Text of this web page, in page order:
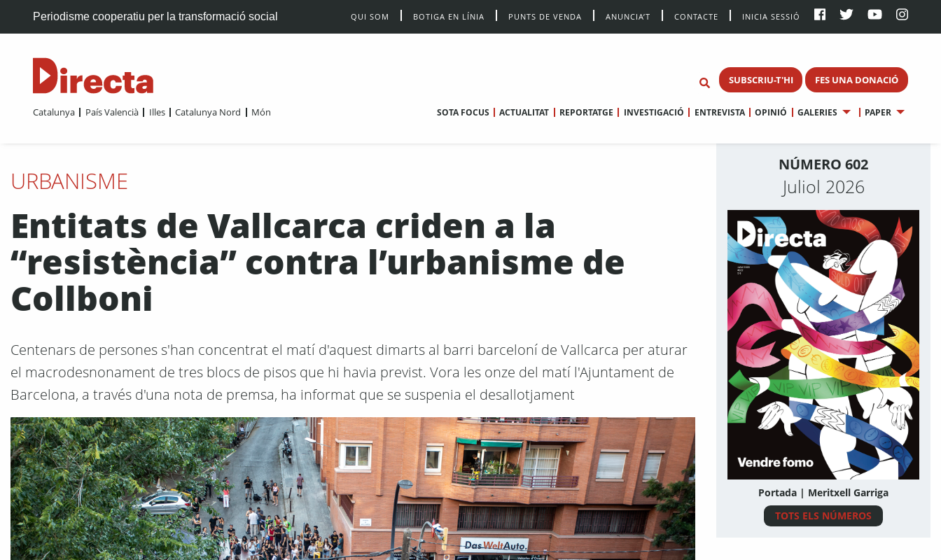
Periodisme cooperatiu per la transformació social QUI SOM BOTIGA EN LÍNIA PUNTS DE VENDA ANUNCIA’T CONTACTE INICIA SESSIÓ
SUBSCRIU-T'HI FES UNA DONACIÓ
Catalunya País Valencià Illes Catalunya Nord Món SOTA FOCUS ACTUALITAT REPORTATGE INVESTIGACIÓ ENTREVISTA OPINIÓ GALERIES PAPER
URBANISME
Entitats de Vallcarca criden a la
“resistència” contra l’urbanisme de
Collboni
Centenars de persones s'han concentrat el matí d'aquest dimarts al barri barceloní de Vallcarca per aturar
el macrodesnonament de tres blocs de pisos que hi havia previst. Vora les onze del matí l'Ajuntament de
Barcelona, a través d'una nota de premsa, ha informat que se suspenia el desallotjament
NÚMERO 602
Juliol 2026
Portada | Meritxell Garriga
TOTS ELS NÚMEROS